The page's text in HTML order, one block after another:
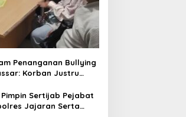
Penanganan Bullying
Korban Justru
Sertijab Pejabat
Jajaran Serta